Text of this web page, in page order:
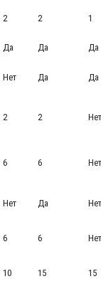
2 2 1
Да Да
Да
Нет Да Да
2 2 Нет
6 6 Нет
Нет Да Нет
6 6 Нет
10 15 15